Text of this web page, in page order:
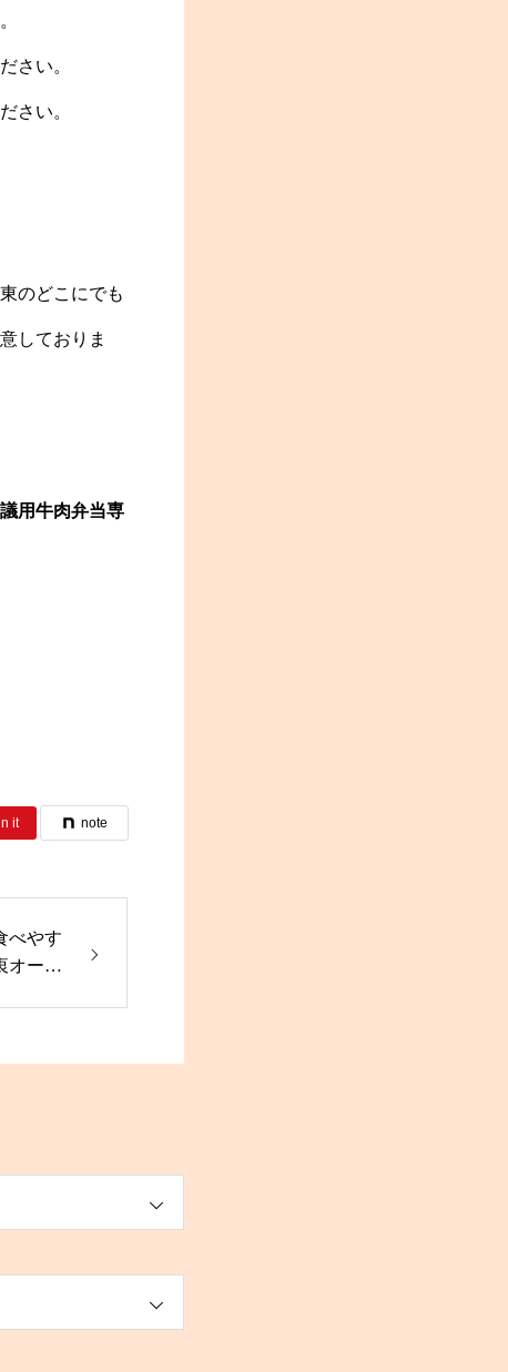
さい。
さい。
のどこにでも
しておりま
用牛肉弁当専
it note
べやす
オード